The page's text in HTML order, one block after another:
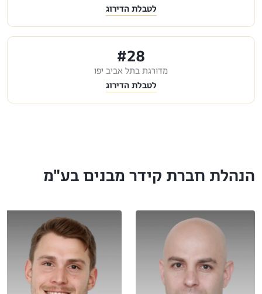
לטבלת הדירוג
#28
מדורגת בתל אביב יפו
לטבלת הדירוג
הנהלת חברת קידר מבנים בע"מ